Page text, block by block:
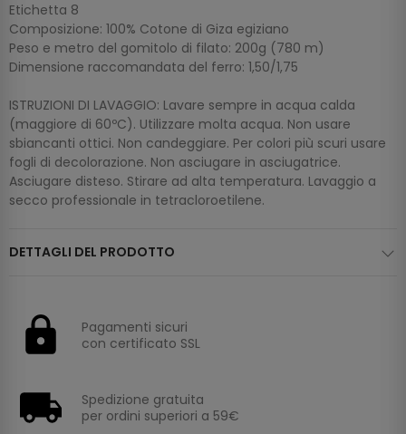
Etichetta 8
Composizione: 100% Cotone di Giza egiziano
Peso e metro del gomitolo di filato: 200g (780 m)
Dimensione raccomandata del ferro: 1,50/1,75
ISTRUZIONI DI LAVAGGIO: Lavare sempre in acqua calda
(maggiore di 60ºC). Utilizzare molta acqua. Non usare
sbiancanti ottici. Non candeggiare. Per colori più scuri usare
fogli di decolorazione. Non asciugare in asciugatrice.
Asciugare disteso. Stirare ad alta temperatura. Lavaggio a
secco professionale in tetracloroetilene.
DETTAGLI DEL PRODOTTO
Pagamenti sicuri
con certificato SSL
Spedizione gratuita
per ordini superiori a 59€